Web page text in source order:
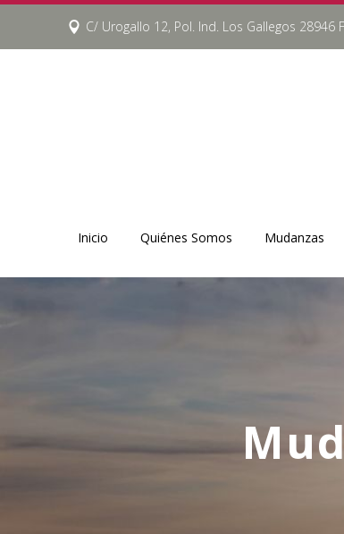
C/ Urogallo 12, Pol. Ind. Los Gallegos 28946
Inicio Quiénes Somos Mudanzas